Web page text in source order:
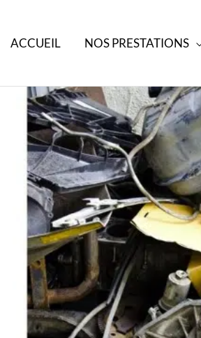
ACCUEIL NOS PRESTATIONS